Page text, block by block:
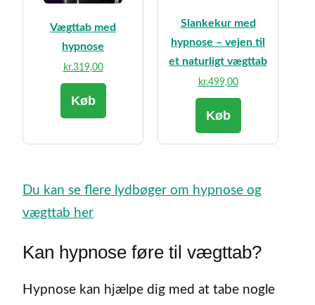
Vægttab med
hypnose
kr.319,00
Køb
Slankekur med
hypnose – vejen til
et naturligt vægttab
kr.499,00
Køb
Du kan se flere lydbøger om hypnose og
vægttab her
Kan hypnose føre til vægttab?
Hypnose kan hjælpe dig med at tabe nogle